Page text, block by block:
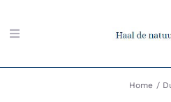
naar
Toggle
Home